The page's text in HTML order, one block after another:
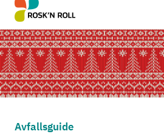
Avfallsguide